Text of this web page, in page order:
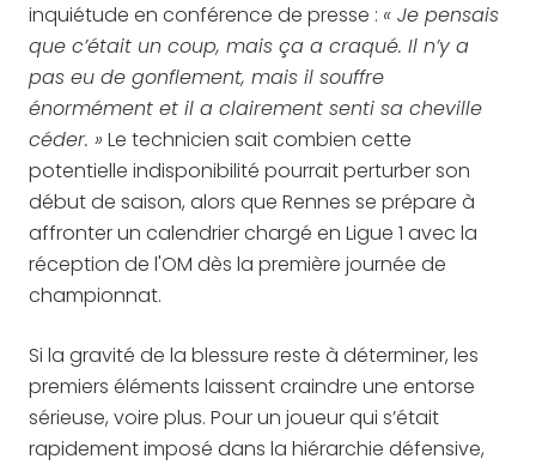
inquiétude en conférence de presse : « Je pensais
que c’était un coup, mais ça a craqué. Il n’y a
pas eu de gonflement, mais il souffre
énormément et il a clairement senti sa cheville
céder. » Le technicien sait combien cette
potentielle indisponibilité pourrait perturber son
début de saison, alors que Rennes se prépare à
affronter un calendrier chargé en Ligue 1 avec la
réception de l'OM dès la première journée de
championnat.
Si la gravité de la blessure reste à déterminer, les
premiers éléments laissent craindre une entorse
sérieuse, voire plus. Pour un joueur qui s’était
rapidement imposé dans la hiérarchie défensive,